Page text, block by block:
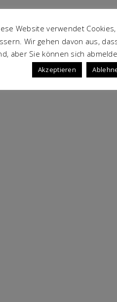
Website verwendet
Wir gehen davon aus,
aber Sie können sich
Akzeptieren